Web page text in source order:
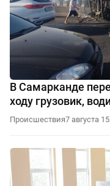
В Самарканде
ходу грузовик,
Происшествия7 августа